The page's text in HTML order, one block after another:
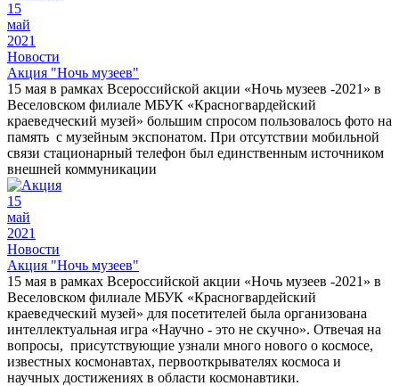
15
май
2021
Новости
Акция "Ночь музеев"
15 мая в рамках Всероссийской акции «Ночь музеев -2021» в
Веселовском филиале МБУК «Красногвардейский
краеведческий музей» большим спросом пользовалось фото на
память с музейным экспонатом. При отсутствии мобильной
связи стационарный телефон был единственным источником
внешней коммуникации
15
май
2021
Новости
Акция "Ночь музеев"
15 мая в рамках Всероссийской акции «Ночь музеев -2021» в
Веселовском филиале МБУК «Красногвардейский
краеведческий музей» для посетителей была организована
интеллектуальная игра «Научно - это не скучно». Отвечая на
вопросы, присутствующие узнали много нового о космосе,
известных космонавтах, первооткрывателях космоса и
научных достижениях в области космонавтики.